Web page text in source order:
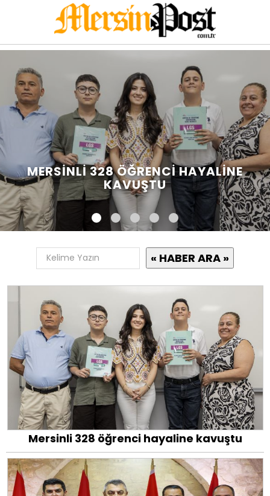
MERSINLI 328 ÖĞRENCI HAYALINE
KAVUŞTU
Mersinli 328 öğrenci hayaline kavuştu